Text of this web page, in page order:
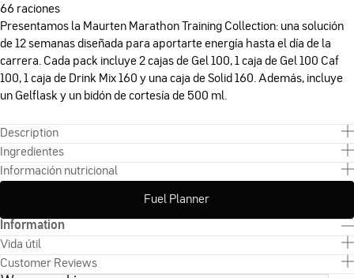
66 raciones
Presentamos la Maurten Marathon Training Collection: una solución
de 12 semanas diseñada para aportarte energía hasta el día de la
carrera. Cada pack incluye 2 cajas de Gel 100, 1 caja de Gel 100 Caf
100, 1 caja de Drink Mix 160 y una caja de Solid 160. Además, incluye
un Gelflask y un bidón de cortesía de 500 ml.
Description
Ingredientes
Información nutricional
Fuel Planner
Information
Vida útil
Customer Reviews